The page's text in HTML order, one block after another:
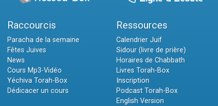
Raccourcis
Paracha de la semaine
Fêtes Juives
News
Cours Mp3-Vidéo
Yéchiva Torah-Box
Dédicacer un cours
Ressources
Calendrier Juif
Sidour (livre de prière)
Horaires de Chabbath
Livres Torah-Box
Inscription
Podcast Torah-Box
English Version